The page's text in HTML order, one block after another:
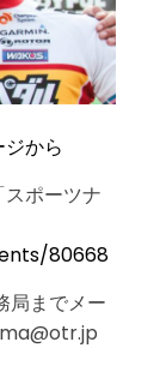
から
ポーツナ
80668
までメー